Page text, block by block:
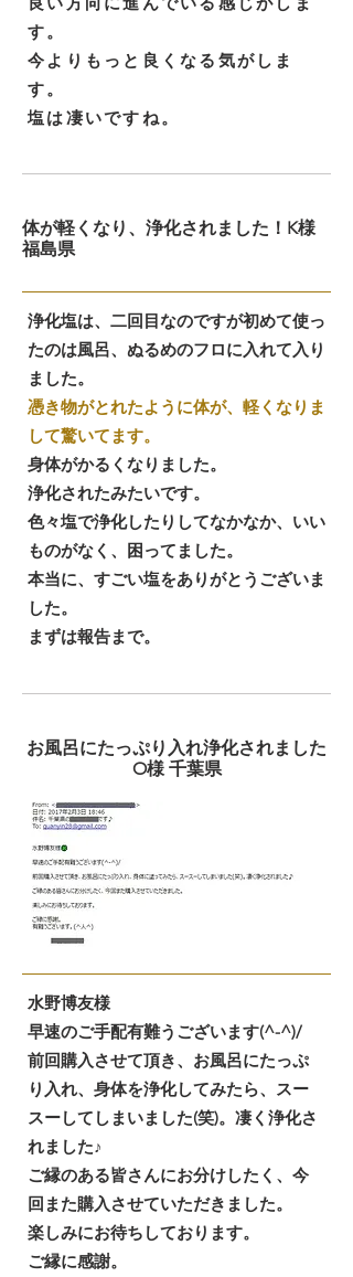
す。
今よりもっと良くなる気がしま
す。
塩は凄いですね。
体が軽くなり、浄化されました！K様
福島県
浄化塩は、二回目なのですが初めて使っ
たのは風呂、ぬるめのフロに入れて入り
ました。
憑き物がとれたように体が、軽くなりま
して驚いてます。
身体がかるくなりました。
浄化されたみたいです。
色々塩で浄化したりしてなかなか、いい
ものがなく、困ってました。
本当に、すごい塩をありがとうございま
した。
まずは報告まで。
お風呂にたっぷり入れ浄化されました
O様 千葉県
水野博友様
早速のご手配有難うございます(^-^)/
前回購入させて頂き、お風呂にたっぷ
り入れ、身体を浄化してみたら、スー
スーしてしまいました(笑)。凄く浄化さ
れました♪
ご縁のある皆さんにお分けしたく、今
回また購入させていただきました。
楽しみにお待ちしております。
ご縁に感謝。